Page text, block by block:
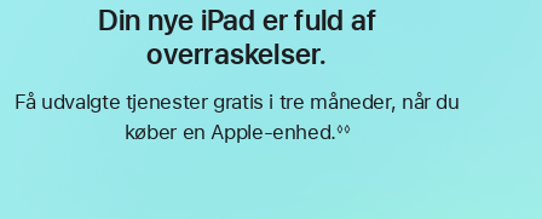
Din nye iPad er fuld af
overraskelser.
Få udvalgte tjenester gratis i tre måneder, når du
køber en Apple-enhed.◊◊